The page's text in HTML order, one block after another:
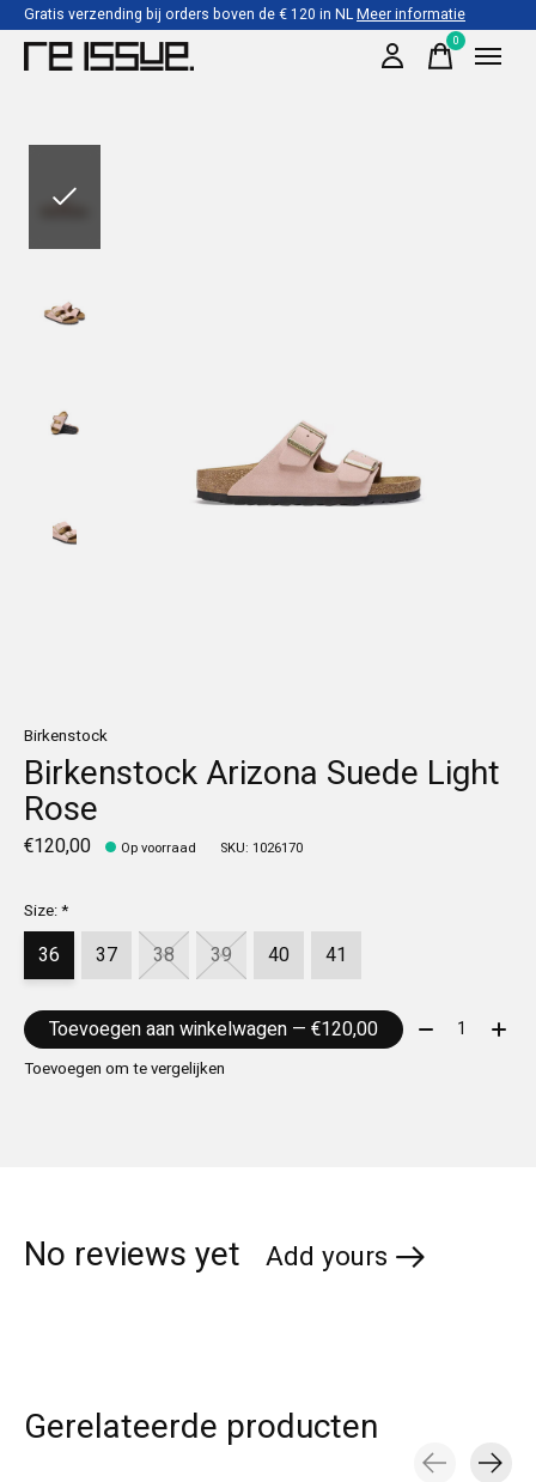
Gratis verzending bij orders boven de € 120 in NLMeer informatie
0items
Birkenstock
Birkenstock Arizona Suede Light
Rose
€120,00 Op voorraad SKU: 1026170
Size:*
36 37 38 39 40 41
Toevoegen aan winkelwagen — €120,00 Aantal:
Toevoegen om te vergelijken
No reviews yet Add yours
Gerelateerde producten